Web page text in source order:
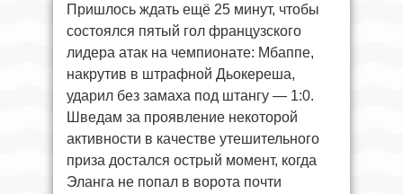
Пришлось ждать ещё 25 минут, чтобы
состоялся пятый гол французского
лидера атак на чемпионате: Мбаппе,
накрутив в штрафной Дьокереша,
ударил без замаха под штангу — 1:0.
Шведам за проявление некоторой
активности в качестве утешительного
приза достался острый момент, когда
Эланга не попал в ворота почти